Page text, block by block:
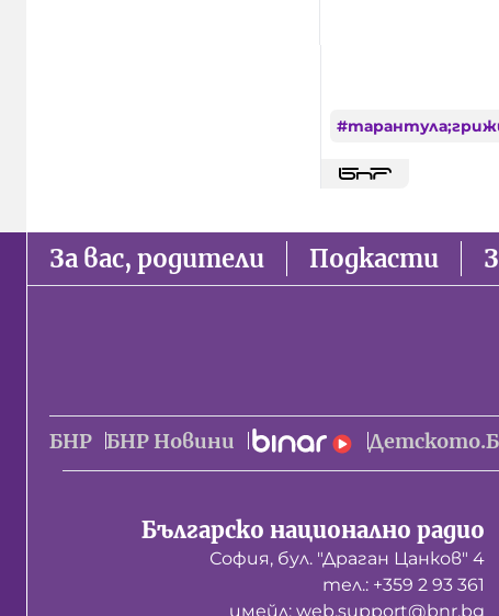
#
За вас, родители Подкасти
БНР БНР Новини
Българско национално радио
София, бул. "Драган Цанков" 4
тел.: +359 2 93 361
имейл: web.support@bnr.bg